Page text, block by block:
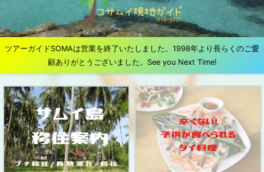
ツアーガイドSOMAは営業を終了いたしました。1998年より長らくのご愛
顧ありがとうございました。See you Next Time!